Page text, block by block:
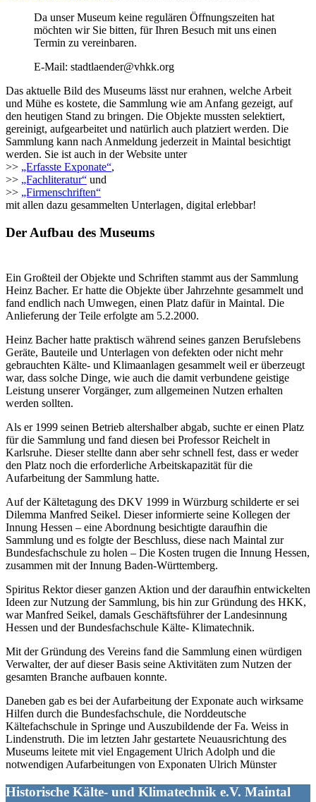
Da unser Museum keine regulären Öffnungszeiten hat
möchten wir Sie bitten, für Ihren Besuch mit uns einen
Termin zu vereinbaren.
E-Mail: stadtlaender@vhkk.org
Das aktuelle Bild des Museums lässt nur erahnen, welche Arbeit
und Mühe es kostete, die Sammlung wie am Anfang gezeigt, auf
den heutigen Stand zu bringen. Die Objekte mussten selektiert,
gereinigt, aufgearbeitet und natürlich auch platziert werden. Die
Sammlung kann nach Anmeldung jederzeit in Maintal besichtigt
werden. Sie ist auch in der Website unter
>> „Erfasste Exponate“,
>> „Fachliteratur“ und
>> „Firmenschriften“
mit allen dazu gesammelten Unterlagen, digital erlebbar!
Der Aufbau des Museums
Ein Großteil der Objekte und Schriften stammt aus der Sammlung
Heinz Bacher. Er hatte die Objekte über Jahrzehnte gesammelt und
fand endlich nach Umwegen, einen Platz dafür in Maintal. Die
Anlieferung der Teile erfolgte am 5.2.2000.
Heinz Bacher hatte praktisch während seines ganzen Berufslebens
Geräte, Bauteile und Unterlagen von defekten oder nicht mehr
gebrauchten Kälte- und Klimaanlagen gesammelt weil er überzeugt
war, dass solche Dinge, wie auch die damit verbundene geistige
Leistung unserer Vorgänger, zum allgemeinen Nutzen erhalten
werden sollten.
Als er 1999 seinen Betrieb altershalber abgab, suchte er einen Platz
für die Sammlung und fand diesen bei Professor Reichelt in
Karlsruhe. Dieser stellte dann aber sehr schnell fest, dass er weder
den Platz noch die erforderliche Arbeitskapazität für die
Aufarbeitung der Sammlung hatte.
Auf der Kältetagung des DKV 1999 in Würzburg schilderte er sei
Dilemma Manfred Seikel. Dieser informierte seine Kollegen der
Innung Hessen – eine Abordnung besichtigte daraufhin die
Sammlung und es folgte der Beschluss, diese nach Maintal zur
Bundesfachschule zu holen – Die Kosten trugen die Innung Hessen,
zusammen mit der Innung Baden-Württemberg.
Spiritus Rektor dieser ganzen Aktion und der daraufhin entwickelten
Ideen zur Nutzung der Sammlung, bis hin zur Gründung des HKK,
war Manfred Seikel, damals Geschäftsführer der Landesinnung
Hessen und der Bundesfachschule Kälte- Klimatechnik.
Mit der Gründung des Vereins fand die Sammlung einen würdigen
Verwalter, der auf dieser Basis seine Aktivitäten zum Nutzen der
gesamten Branche aufbauen konnte.
Daneben gab es bei der Aufarbeitung der Exponate auch wirksame
Hilfen durch die Bundesfachschule, die Norddeutsche
Kältefachschule in Springe und Auszubildende der Fa. Weiss in
Lindenstruth. Die im letzten Jahr gestartete Neuausrichtung des
Museums leitete mit viel Engagement Ulrich Adolph und die
notwendigen Aufarbeitungen von Exponaten Ulrich Münster
Historische Kälte- und Klimatechnik e.V. Maintal